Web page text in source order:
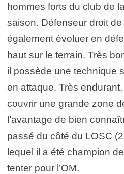
hommes forts du club de
saison. Défenseur droit
également évoluer en
haut sur le terrain. Très
il possède une technique
en attaque. Très
couvrir une grande zone
l’avantage de bien
passé du côté du LOSC
lequel il a été champion
tenter pour l’OM.